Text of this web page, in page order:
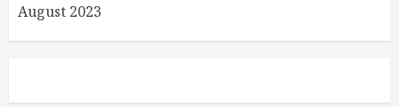
August 2023